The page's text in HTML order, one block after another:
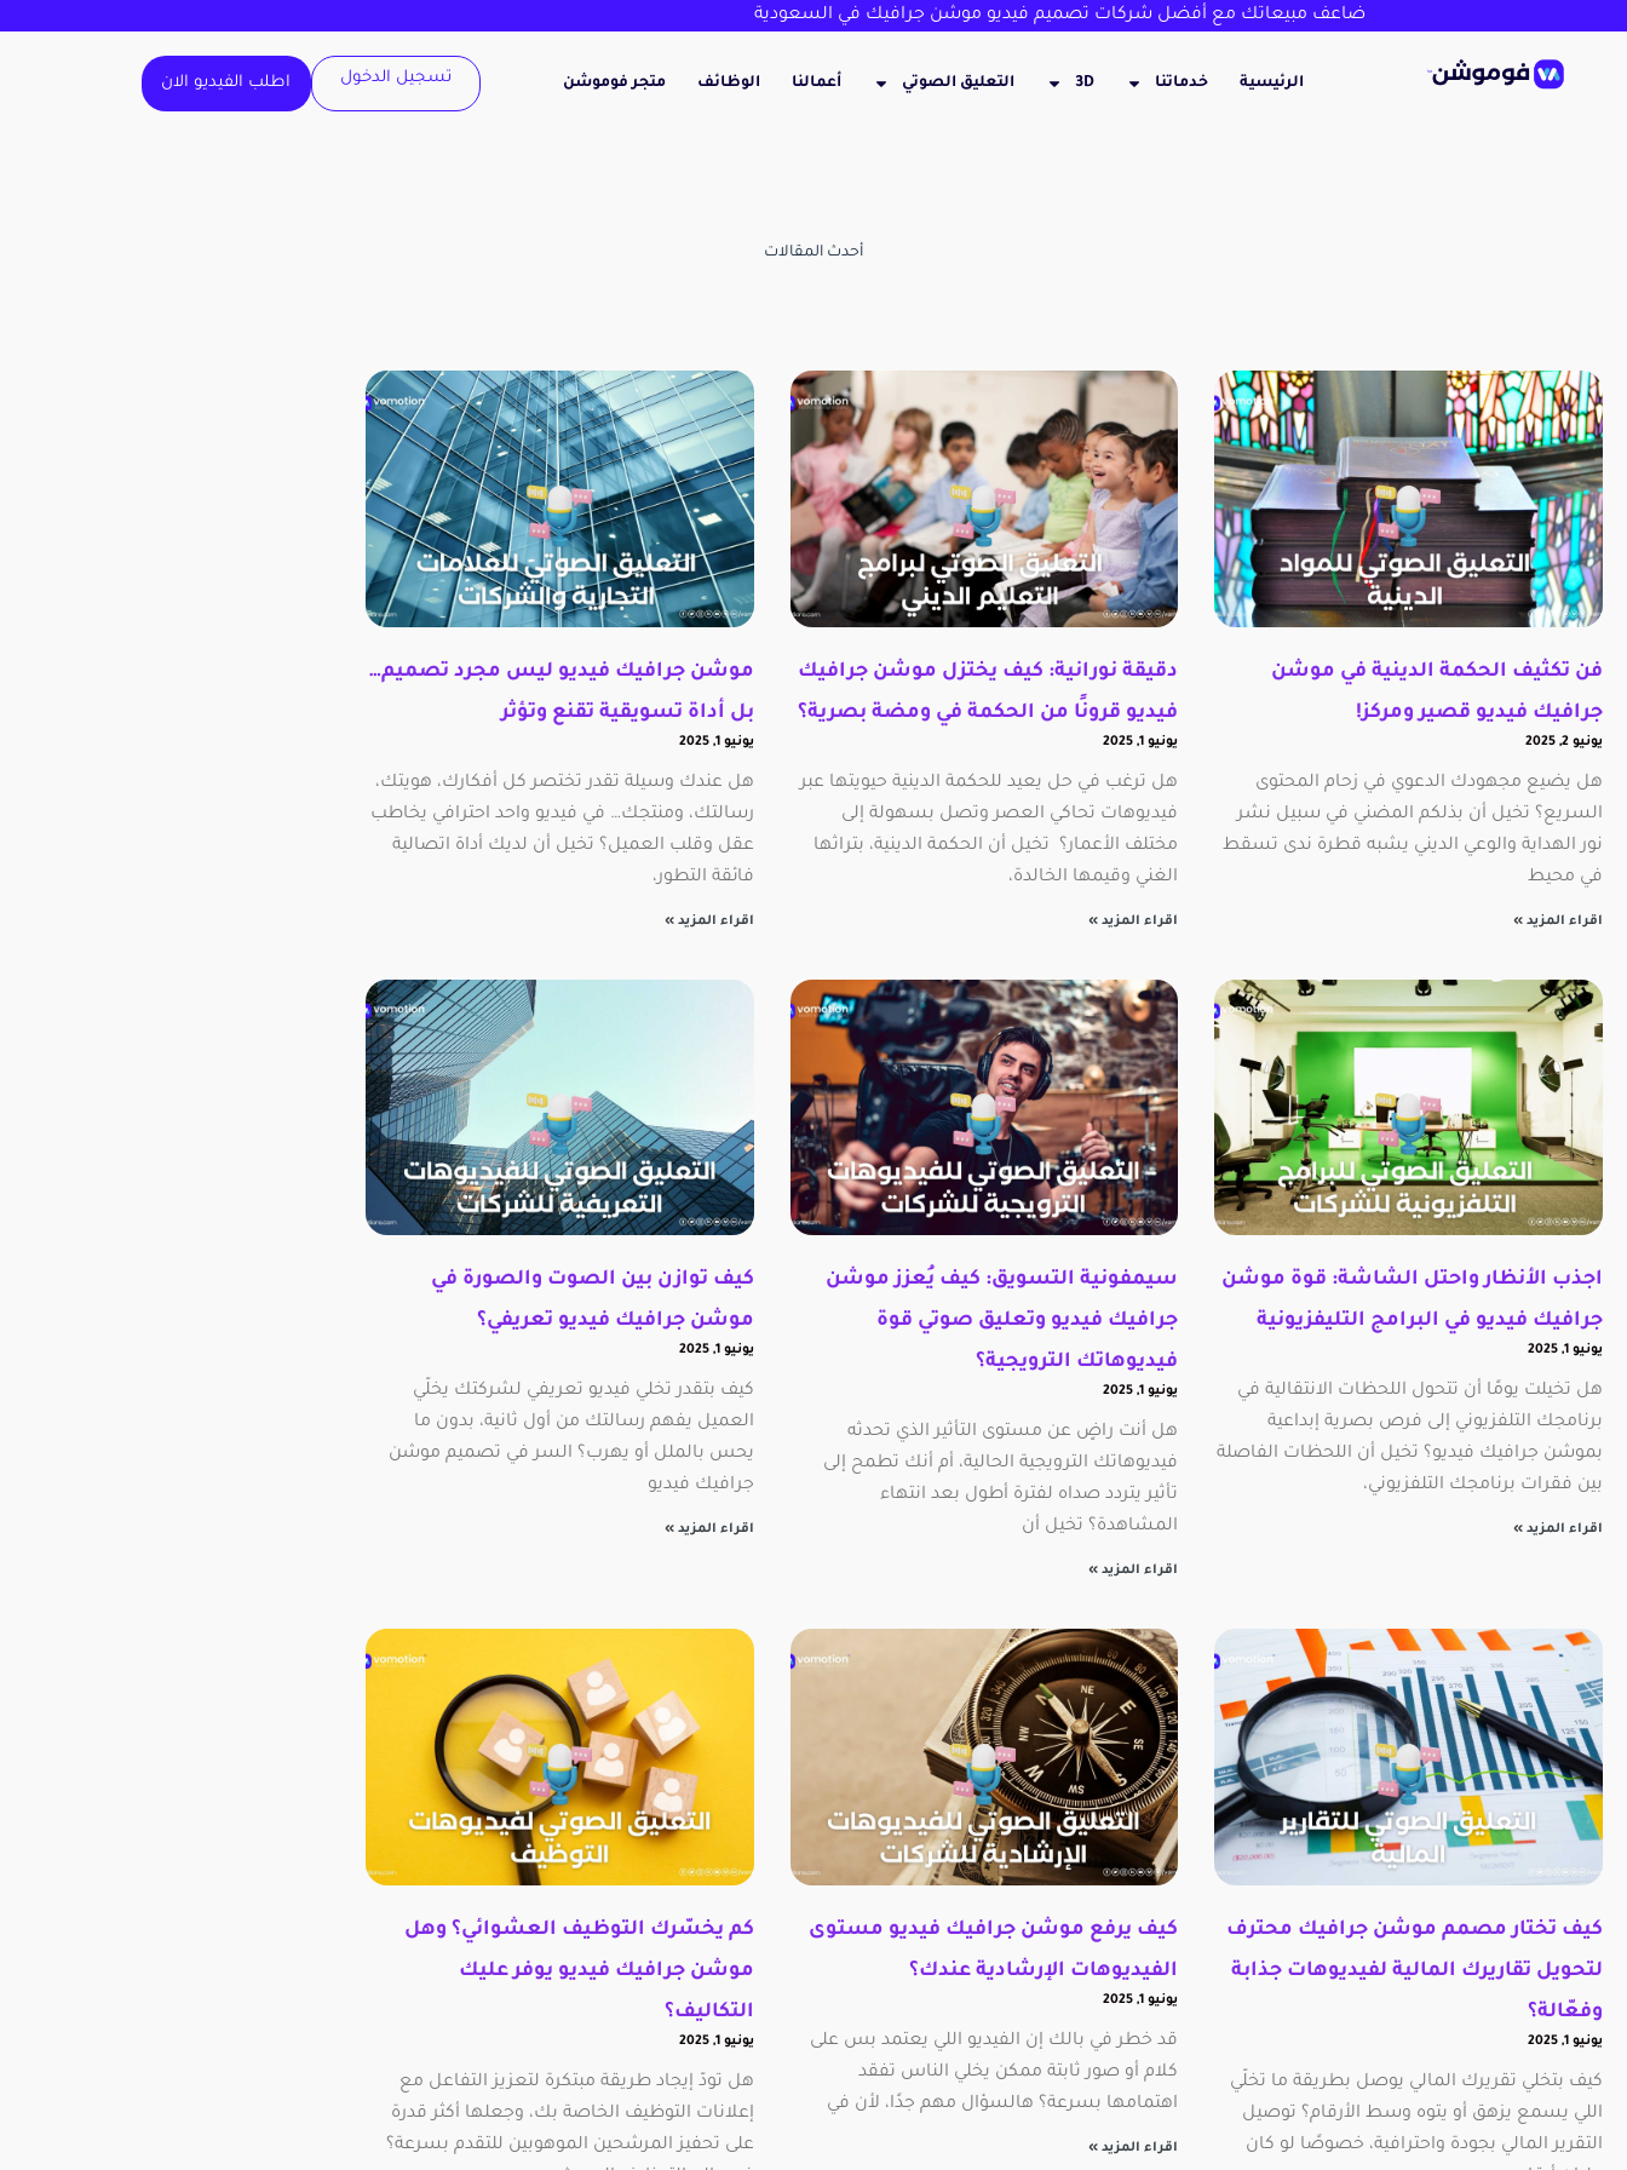
ضاعف مبيعاتك مع أفضل شركات تصميم فيديو موشن جرافيك في السعودية
الرئيسية خدماتنا 3D التعليق الصوتي أعمالنا الوظائف متجر فوموشن تسجيل الدخول اطلب الفيديو الان
أحدث المقالات
فن تكثيف الحكمة الدينية في موشن
جرافيك فيديو قصير ومركز!
يونيو 2, 2025
هل يضيع مجهودك الدعوي في زحام المحتوى
السريع؟ تخيل أن بذلكم المضني في سبيل نشر
نور الهداية والوعي الديني يشبه قطرة ندى تسقط
في محيط
اقراء المزيد »
دقيقة نورانية: كيف يختزل موشن جرافيك
فيديو قرونًا من الحكمة في ومضة بصرية؟
يونيو 1, 2025
هل ترغب في حل يعيد للحكمة الدينية حيويتها عبر
فيديوهات تحاكي العصر وتصل بسهولة إلى
مختلف الأعمار؟ تخيل أن الحكمة الدينية، بتراثها
الغني وقيمها الخالدة،
اقراء المزيد »
موشن جرافيك فيديو ليس مجرد تصميم…
بل أداة تسويقية تقنع وتؤثر
يونيو 1, 2025
هل عندك وسيلة تقدر تختصر كل أفكارك، هويتك،
رسالتك، ومنتجك… في فيديو واحد احترافي يخاطب
عقل وقلب العميل؟ تخيل أن لديك أداة اتصالية
فائقة التطور،
اقراء المزيد »
اجذب الأنظار واحتل الشاشة: قوة موشن
جرافيك فيديو في البرامج التليفزيونية
يونيو 1, 2025
هل تخيلت يومًا أن تتحول اللحظات الانتقالية في
برنامجك التلفزيوني إلى فرص بصرية إبداعية
بموشن جرافيك فيديو؟ تخيل أن اللحظات الفاصلة
بين فقرات برنامجك التلفزيوني،
اقراء المزيد »
سيمفونية التسويق: كيف يُعزز موشن
جرافيك فيديو وتعليق صوتي قوة
فيديوهاتك الترويجية؟
يونيو 1, 2025
هل أنت راضٍ عن مستوى التأثير الذي تحدثه
فيديوهاتك الترويجية الحالية، أم أنك تطمح إلى
تأثير يتردد صداه لفترة أطول بعد انتهاء
المشاهدة؟ تخيل أن
اقراء المزيد »
كيف توازن بين الصوت والصورة في
موشن جرافيك فيديو تعريفي؟
يونيو 1, 2025
كيف بتقدر تخلي فيديو تعريفي لشركتك يخلّي
العميل يفهم رسالتك من أول ثانية، بدون ما
يحس بالملل أو يهرب؟ السر في تصميم موشن
جرافيك فيديو
اقراء المزيد »
كيف تختار مصمم موشن جرافيك محترف
لتحويل تقاريرك المالية لفيديوهات جذابة
وفعّالة؟
يونيو 1, 2025
كيف بتخلي تقريرك المالي يوصل بطريقة ما تخلّي
اللي يسمع يزهق أو يتوه وسط الأرقام؟ توصيل
التقرير المالي بجودة واحترافية، خصوصًا لو كان
كيف يرفع موشن جرافيك فيديو مستوى
الفيديوهات الإرشادية عندك؟
يونيو 1, 2025
قد خطر في بالك إن الفيديو اللي يعتمد بس على
كلام أو صور ثابتة ممكن يخلي الناس تفقد
اهتمامها بسرعة؟ هالسؤال مهم جدًا، لأن في
اقراء المزيد »
كم يخسّرك التوظيف العشوائي؟ وهل
موشن جرافيك فيديو يوفر عليك
التكاليف؟
يونيو 1, 2025
هل تودّ إيجاد طريقة مبتكرة لتعزيز التفاعل مع
إعلانات التوظيف الخاصة بك، وجعلها أكثر قدرة
على تحفيز المرشحين الموهوبين للتقدم بسرعة؟